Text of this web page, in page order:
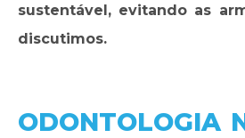
sustentável, evitando as
discutimos.
ODONTOLOGIA